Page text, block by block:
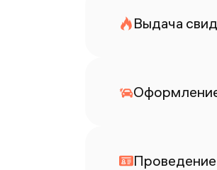
Выдача